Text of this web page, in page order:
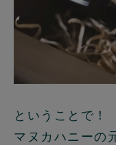
ということで！
マヌカハニーの